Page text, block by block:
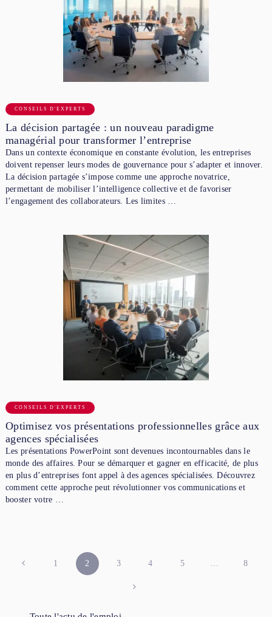
CONSEILS D'EXPERTS
La décision partagée : un nouveau paradigme
managérial pour transformer l’entreprise
Dans un contexte économique en constante évolution, les entreprises
doivent repenser leurs modes de gouvernance pour s’adapter et innover.
La décision partagée s’impose comme une approche novatrice,
permettant de mobiliser l’intelligence collective et de favoriser
l’engagement des collaborateurs. Les limites …
CONSEILS D'EXPERTS
Optimisez vos présentations professionnelles grâce aux
agences spécialisées
Les présentations PowerPoint sont devenues incontournables dans le
monde des affaires. Pour se démarquer et gagner en efficacité, de plus
en plus d’entreprises font appel à des agences spécialisées. Découvrez
comment cette approche peut révolutionner vos communications et
booster votre …
PAGINATION
PUBLICATIONS
1 2 3 4 5 8